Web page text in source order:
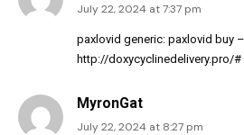
July 22, 2024 at 7:37 pm
paxlovid generic: paxlovid buy
http://doxycyclinedelivery.pro/#
MyronGat
July 22, 2024 at 8:27 pm